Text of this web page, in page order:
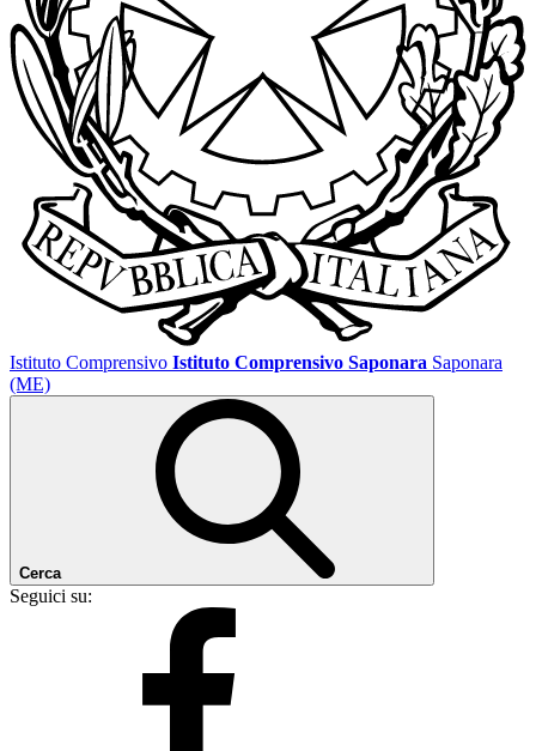
Istituto Comprensivo Istituto Comprensivo Saponara Saponara
(ME)
Cerca
Seguici su: